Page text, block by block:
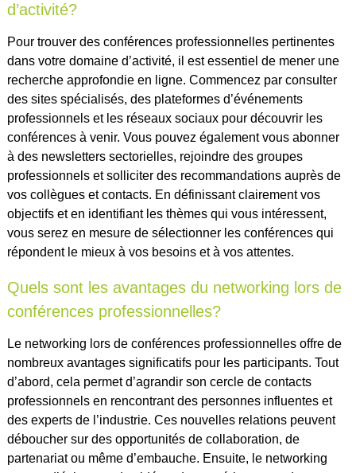
d’activité?
Pour trouver des conférences professionnelles pertinentes
dans votre domaine d’activité, il est essentiel de mener une
recherche approfondie en ligne. Commencez par consulter
des sites spécialisés, des plateformes d’événements
professionnels et les réseaux sociaux pour découvrir les
conférences à venir. Vous pouvez également vous abonner
à des newsletters sectorielles, rejoindre des groupes
professionnels et solliciter des recommandations auprès de
vos collègues et contacts. En définissant clairement vos
objectifs et en identifiant les thèmes qui vous intéressent,
vous serez en mesure de sélectionner les conférences qui
répondent le mieux à vos besoins et à vos attentes.
Quels sont les avantages du networking lors de
conférences professionnelles?
Le networking lors de conférences professionnelles offre de
nombreux avantages significatifs pour les participants. Tout
d’abord, cela permet d’agrandir son cercle de contacts
professionnels en rencontrant des personnes influentes et
des experts de l’industrie. Ces nouvelles relations peuvent
déboucher sur des opportunités de collaboration, de
partenariat ou même d’embauche. Ensuite, le networking